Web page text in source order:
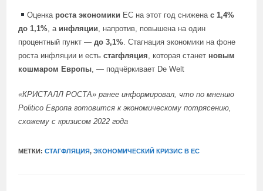
Оценка роста экономики ЕС на этот год сниженас 1,4%
до 1,1%, а инфляции, напротив, повышена на один
процентный пункт —до 3,1%. Стагнация экономики на фоне
роста инфляции и естьстагфляция, которая станет новым
кошмаром Европы, — подчёркивает De Welt
«КРИСТАЛЛ РОСТА»ранее информировал, что по мнению
Politico Европа готовится к экономическому потрясению,
схожему с кризисом 2022 года
МЕТКИ:СТАГФЛЯЦИЯ, ЭКОНОМИЧЕСКИЙ КРИЗИС В ЕС